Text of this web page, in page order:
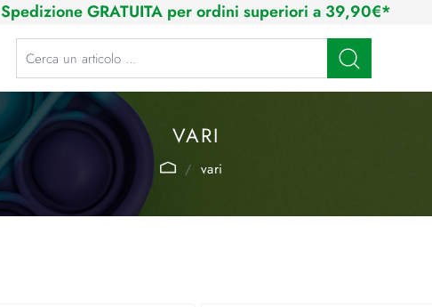
Spedizione GRATUITA per ordini superiori a 39,90€*
La modifica di un filtro aggiorna automaticamente gli altri filtri disponibili.
VARI
vari